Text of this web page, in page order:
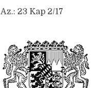
Az.: 23 Kap 2/17